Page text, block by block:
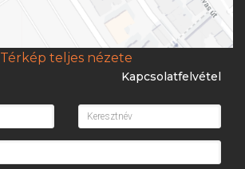
Térkép teljes nézete
Kapcsolatfelvétel